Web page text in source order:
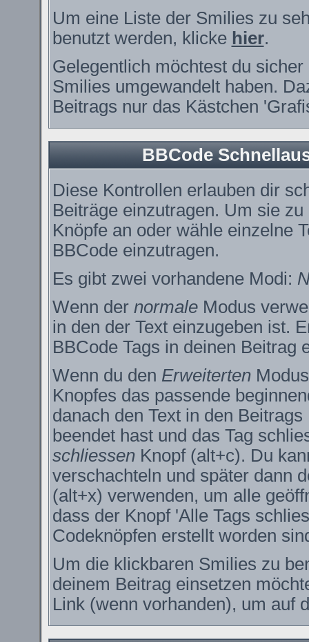
Um eine Liste der Smilies zu
benutzt werden, klicke hier.
Gelegentlich möchtest du
Smilies umgewandelt haben.
Beitrags nur das Kästchen
BBCode
Diese Kontrollen erlauben dir
Beiträge einzutragen. Um sie
Knöpfe an oder wähle einzelne
BBCode einzutragen.
Es gibt zwei vorhandene Modi:
Wenn der normaleModus
in den der Text einzugeben ist.
BBCode Tags in deinen Beitrag
Wenn du den ErweitertenModus
Knopfes das passende
danach den Text in den
beendet hast und das Tag
schliessenKnopf (alt+c). Du
verschachteln und später dann
(alt+x) verwenden, um alle
dass der Knopf 'Alle Tags
Codeknöpfen erstellt worden
Um die klickbaren Smilies zu
deinem Beitrag einsetzen
Link (wenn vorhanden), um auf